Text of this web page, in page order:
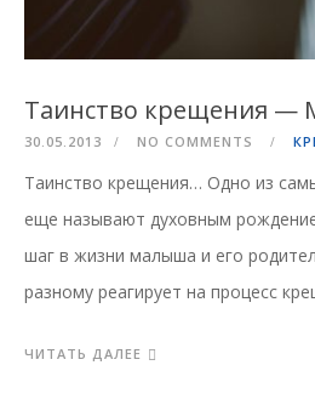
Таинство крещения —
30.05.2013 NO COMMENTS
Таинство крещения… Одно из
еще называют духовным
шаг в жизни малыша и его
разному реагирует на процесс
ЧИТАТЬ ДАЛЕЕ